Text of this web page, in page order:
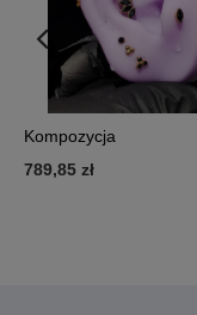
Kompozycja
789,85 zł